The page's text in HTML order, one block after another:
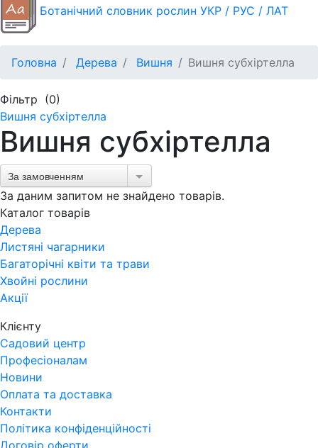
Ботанічний словник рослин УКР / РУС / ЛАТ
Головна Дерева Вишня Вишня субхіртелла
Фільтр (0)
Вишня субхіртелла
Вишня субхіртелла
За замовченням
За даним запитом не знайдено товарів.
Каталог товарів
Дерева
Листяні чагарники
Багаторічні квіти та трави
Хвойні рослини
Акції
Клієнту
Садовий центр
Професіоналам
Новини
Оплата та доставка
Контакти
Політика конфіденційності